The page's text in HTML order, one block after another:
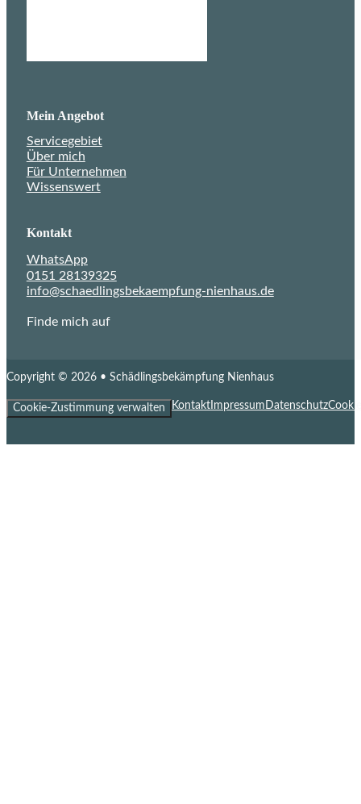
Mein Angebot
Servicegebiet
Über mich
Für Unternehmen
Wissenswert
Kontakt
WhatsApp
0151 28139325
info@schaedlingsbekaempfung-nienhaus.de
Finde mich auf
Copyright © 2026 • Schädlingsbekämpfung Nienhaus
Cookie-Zustimmung verwalten Kontakt Impressum Datenschutz